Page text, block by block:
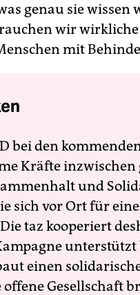
genau sie wissen
wir
mit
bei den
Kräfte inzwischen
und
sich vor Ort für
taz kooperiert
unterstützt
einen
Gesellschaft